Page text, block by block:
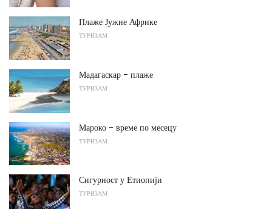
Плаже Јужне Африке
ТУРИЗАМ
Мадагаскар - плаже
ТУРИЗАМ
Мароко - време по месецу
ТУРИЗАМ
Сигурност у Етиопији
ТУРИЗАМ